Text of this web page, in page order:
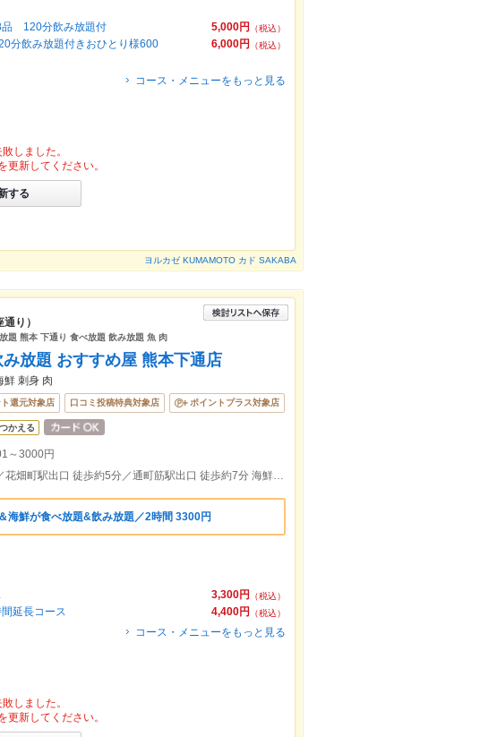
5,000円
（税込）
品 120分飲み放題付
6,000円
（税込）
飲み放題付きおひとり様600
コース・メニューをもっと見る
しました。
更新してください。
する
ヨルカゼ KUMAMOTO カド SAKABA
り）
題 熊本 下通り 食べ放題 飲み放題 魚 肉
放題 おすすめ屋 熊本下通店
鮮 刺身 肉
還元対象店 口コミ投稿特典対象店 ポイントプラス対象店
かえる
～3000円
辛島町駅出口 徒歩約3分／花畑町駅出口 徒歩約5分／通町筋駅出口 徒歩約7分 海鮮 おでん 食べ飲み放題 居酒屋
海鮮が食べ放題&飲み放題／2時間 3300円
3,300円
（税込）
4,400円
（税込）
延長コース
コース・メニューをもっと見る
しました。
更新してください。